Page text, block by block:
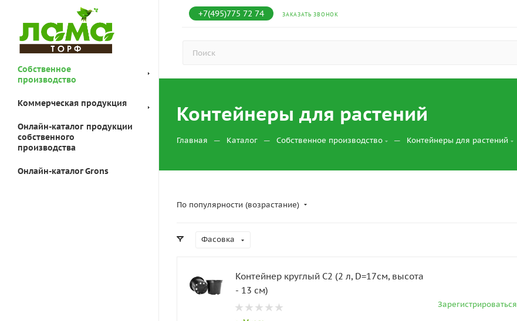
+7(495)775 72 74 ЗАКАЗАТЬ ЗВОНОК
Собственное
производство
Коммерческая продукция
Онлайн-каталог продукции
собственного
производства
Онлайн-каталог Grons
Контейнеры для растений
Главная — Каталог — Собственное производство — Контейнеры для растений
По популярности (возрастание)
Фасовка
Контейнер круглый С2 (2 л, D=17см, высота
- 13 см)
Зарегистрироваться